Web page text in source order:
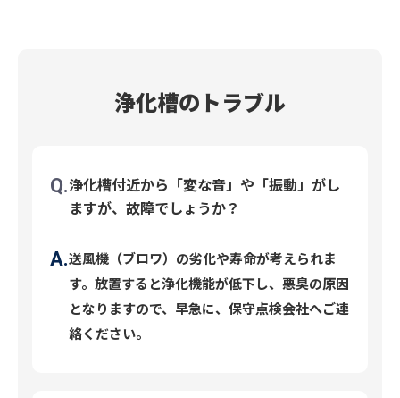
浄化槽のトラブル
浄化槽付近から「変な音」や「振動」がし
ますが、故障でしょうか？
送風機（ブロワ）の劣化や寿命が考えられま
す。放置すると浄化機能が低下し、悪臭の原因
となりますので、早急に、保守点検会社へご連
絡ください。